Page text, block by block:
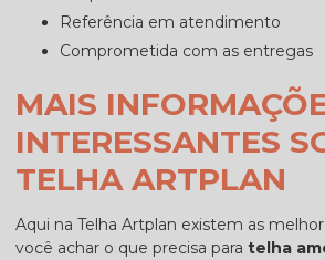
referência em atendimento
comprometida com as entregas
MAIS
INTERESSANTES
TELHA ARTPLAN
Aqui na Telha Artplan existem as
você achar o que precisa para telha